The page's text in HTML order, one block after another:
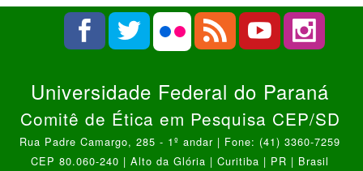
Universidade Federal do Paraná
Comitê de Ética em Pesquisa CEP/SD
Rua Padre Camargo, 285 - 1º andar | Fone: (41) 3360-7259
CEP 80.060-240 | Alto da Glória | Curitiba | PR | Brasil